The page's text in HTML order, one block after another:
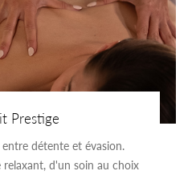
Prestige
détente et évasion.
relaxant, d'un soin au choix